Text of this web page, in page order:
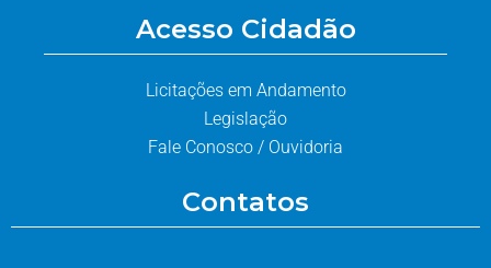
Acesso Cidadão
Licitações em Andamento
Legislação
Fale Conosco / Ouvidoria
Contatos